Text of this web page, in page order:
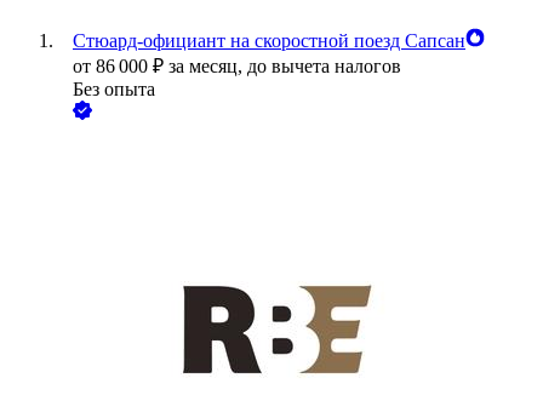
Стюард-официант на скоростной поезд Сапсан
от 86 000 ₽ за месяц, до вычета налогов
Без опыта